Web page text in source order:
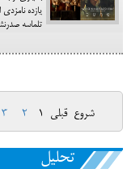
تلماسه
شروع قبلی 1
2
3
تحلیل